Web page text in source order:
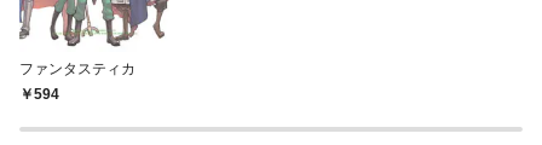
ファンタスティカ
594